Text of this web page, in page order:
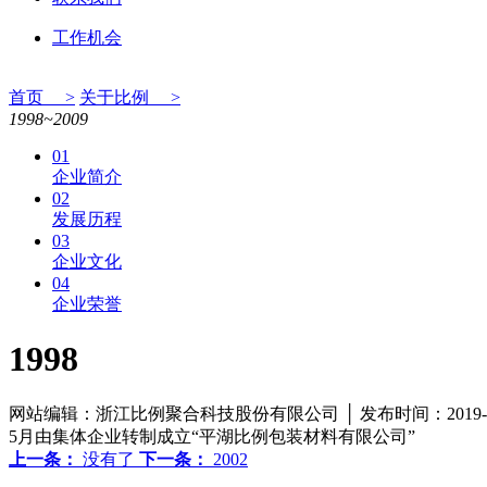
工作机会
首页 > 关于比例 >
1998~2009
01
企业简介
02
发展历程
03
企业文化
04
企业荣誉
1998
网站编辑：浙江比例聚合科技股份有限公司 │ 发布时间：
5月由集体企业转制成立“平湖比例包装材料有限公司”
上一条： 没有了 下一条： 2002